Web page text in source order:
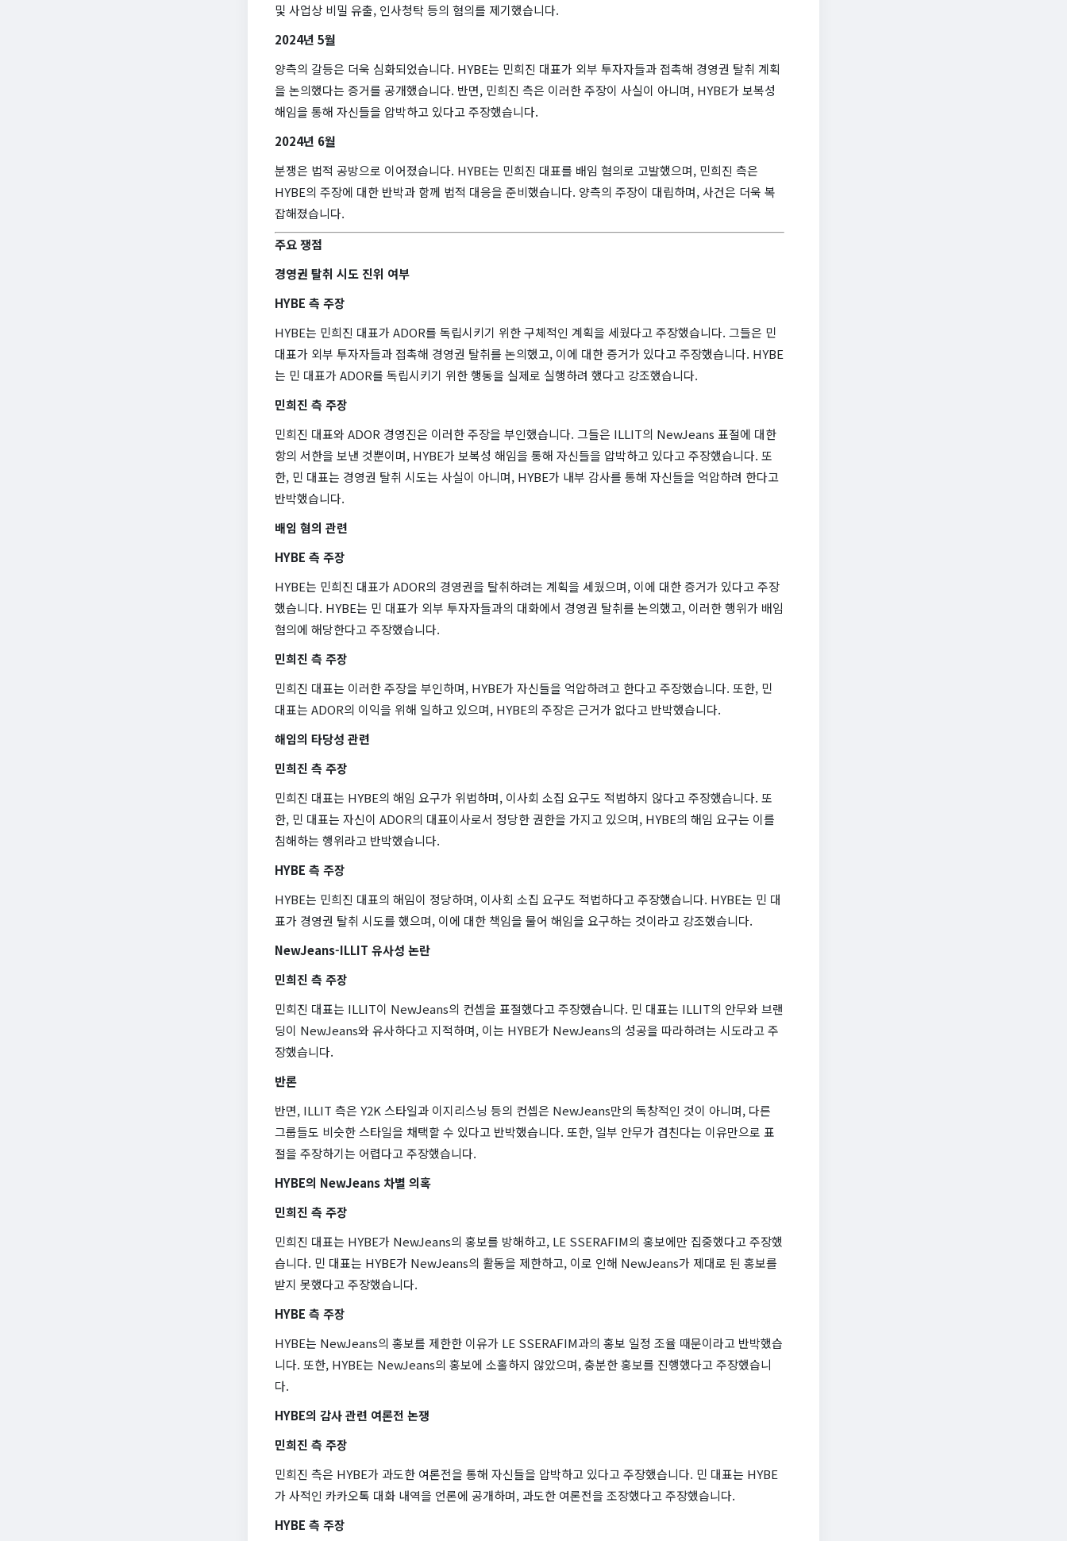
및 사업상 비밀 유출, 인사청탁 등의 혐의를 제기했습니다.
2024년 5월
양측의 갈등은 더욱 심화되었습니다. HYBE는 민희진 대표가 외부 투자자들과 접촉해 경영권 탈취 계획
을 논의했다는 증거를 공개했습니다. 반면, 민희진 측은 이러한 주장이 사실이 아니며, HYBE가 보복성
해임을 통해 자신들을 압박하고 있다고 주장했습니다.
2024년 6월
분쟁은 법적 공방으로 이어졌습니다. HYBE는 민희진 대표를 배임 혐의로 고발했으며, 민희진 측은
HYBE의 주장에 대한 반박과 함께 법적 대응을 준비했습니다. 양측의 주장이 대립하며, 사건은 더욱 복
잡해졌습니다.
주요 쟁점
경영권 탈취 시도 진위 여부
HYBE 측 주장
HYBE는 민희진 대표가 ADOR를 독립시키기 위한 구체적인 계획을 세웠다고 주장했습니다. 그들은 민
대표가 외부 투자자들과 접촉해 경영권 탈취를 논의했고, 이에 대한 증거가 있다고 주장했습니다. HYBE
는 민 대표가 ADOR를 독립시키기 위한 행동을 실제로 실행하려 했다고 강조했습니다.
민희진 측 주장
민희진 대표와 ADOR 경영진은 이러한 주장을 부인했습니다. 그들은 ILLIT의 NewJeans 표절에 대한
항의 서한을 보낸 것뿐이며, HYBE가 보복성 해임을 통해 자신들을 압박하고 있다고 주장했습니다. 또
한, 민 대표는 경영권 탈취 시도는 사실이 아니며, HYBE가 내부 감사를 통해 자신들을 억압하려 한다고
반박했습니다.
배임 혐의 관련
HYBE 측 주장
HYBE는 민희진 대표가 ADOR의 경영권을 탈취하려는 계획을 세웠으며, 이에 대한 증거가 있다고 주장
했습니다. HYBE는 민 대표가 외부 투자자들과의 대화에서 경영권 탈취를 논의했고, 이러한 행위가 배임
혐의에 해당한다고 주장했습니다.
민희진 측 주장
민희진 대표는 이러한 주장을 부인하며, HYBE가 자신들을 억압하려고 한다고 주장했습니다. 또한, 민
대표는 ADOR의 이익을 위해 일하고 있으며, HYBE의 주장은 근거가 없다고 반박했습니다.
해임의 타당성 관련
민희진 측 주장
민희진 대표는 HYBE의 해임 요구가 위법하며, 이사회 소집 요구도 적법하지 않다고 주장했습니다. 또
한, 민 대표는 자신이 ADOR의 대표이사로서 정당한 권한을 가지고 있으며, HYBE의 해임 요구는 이를
침해하는 행위라고 반박했습니다.
HYBE 측 주장
HYBE는 민희진 대표의 해임이 정당하며, 이사회 소집 요구도 적법하다고 주장했습니다. HYBE는 민 대
표가 경영권 탈취 시도를 했으며, 이에 대한 책임을 물어 해임을 요구하는 것이라고 강조했습니다.
NewJeans-ILLIT 유사성 논란
민희진 측 주장
민희진 대표는 ILLIT이 NewJeans의 컨셉을 표절했다고 주장했습니다. 민 대표는 ILLIT의 안무와 브랜
딩이 NewJeans와 유사하다고 지적하며, 이는 HYBE가 NewJeans의 성공을 따라하려는 시도라고 주
장했습니다.
반론
반면, ILLIT 측은 Y2K 스타일과 이지리스닝 등의 컨셉은 NewJeans만의 독창적인 것이 아니며, 다른
그룹들도 비슷한 스타일을 채택할 수 있다고 반박했습니다. 또한, 일부 안무가 겹친다는 이유만으로 표
절을 주장하기는 어렵다고 주장했습니다.
HYBE의 NewJeans 차별 의혹
민희진 측 주장
민희진 대표는 HYBE가 NewJeans의 홍보를 방해하고, LE SSERAFIM의 홍보에만 집중했다고 주장했
습니다. 민 대표는 HYBE가 NewJeans의 활동을 제한하고, 이로 인해 NewJeans가 제대로 된 홍보를
받지 못했다고 주장했습니다.
HYBE 측 주장
HYBE는 NewJeans의 홍보를 제한한 이유가 LE SSERAFIM과의 홍보 일정 조율 때문이라고 반박했습
니다. 또한, HYBE는 NewJeans의 홍보에 소홀하지 않았으며, 충분한 홍보를 진행했다고 주장했습니
다.
HYBE의 감사 관련 여론전 논쟁
민희진 측 주장
민희진 측은 HYBE가 과도한 여론전을 통해 자신들을 압박하고 있다고 주장했습니다. 민 대표는 HYBE
가 사적인 카카오톡 대화 내역을 언론에 공개하며, 과도한 여론전을 조장했다고 주장했습니다.
HYBE 측 주장